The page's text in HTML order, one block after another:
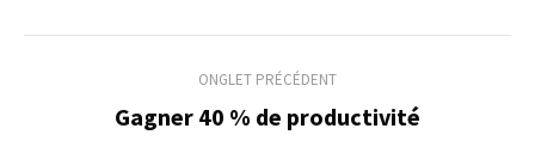
ONGLET PRÉCÉDENT
Onglet
Gagner 40 % de productivité